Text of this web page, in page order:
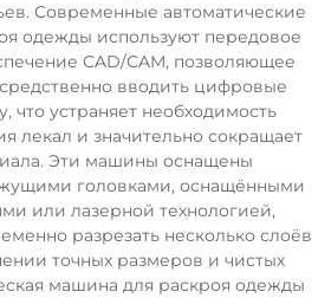
Современные автоматические
одежды используют передовое
CAD/CAM, позволяющее
вводить цифровые
что устраняет необходимость
лекал и значительно сокращает
Эти машины оснащены
головками, оснащёнными
или лазерной технологией,
разрезать несколько слоёв
точных размеров и чистых
машина для раскроя одежды